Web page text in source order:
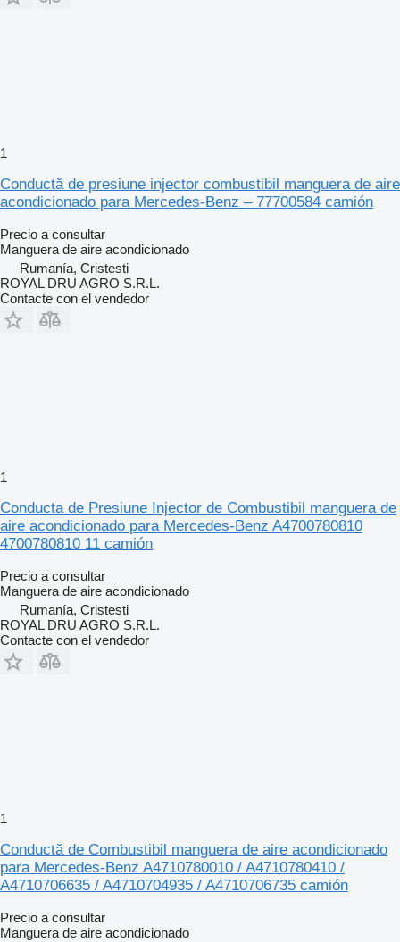
1
Conductă de presiune injector combustibil manguera de aire
acondicionado para Mercedes-Benz – 77700584 camión
Precio a consultar
Manguera de aire acondicionado
Rumanía, Cristesti
ROYAL DRU AGRO S.R.L.
Contacte con el vendedor
1
Conducta de Presiune Injector de Combustibil manguera de
aire acondicionado para Mercedes-Benz A4700780810
4700780810 11 camión
Precio a consultar
Manguera de aire acondicionado
Rumanía, Cristesti
ROYAL DRU AGRO S.R.L.
Contacte con el vendedor
1
Conductă de Combustibil manguera de aire acondicionado
para Mercedes-Benz A4710780010 / A4710780410 /
A4710706635 / A4710704935 / A4710706735 camión
Precio a consultar
Manguera de aire acondicionado